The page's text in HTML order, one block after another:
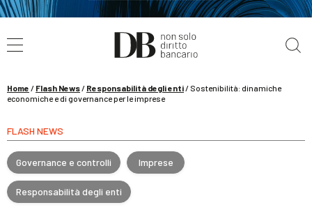
WEBINAR / 1° Ottobre
La riforma del sistema sanzionatorio del TUF
Home / Flash News/ Responsabilità degli enti/ Sostenibilità: dinamiche
economiche e di governance per le imprese
FLASH NEWS
Governance e controlli Imprese
Responsabilità degli enti